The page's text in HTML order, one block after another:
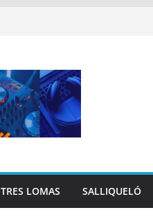
TRES LOMAS SALLIQUELÓ